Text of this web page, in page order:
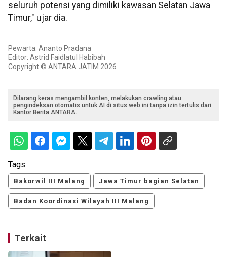
seluruh potensi yang dimiliki kawasan Selatan Jawa
Timur," ujar dia.
Pewarta: Ananto Pradana
Editor: Astrid Faidlatul Habibah
Copyright © ANTARA JATIM 2026
Dilarang keras mengambil konten, melakukan crawling atau
pengindeksan otomatis untuk AI di situs web ini tanpa izin tertulis dari
Kantor Berita ANTARA.
Tags:
Bakorwil III Malang Jawa Timur bagian Selatan
Badan Koordinasi Wilayah III Malang
Terkait